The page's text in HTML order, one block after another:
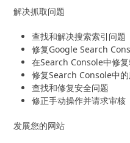
解决抓取问题
查找和解决搜索索引问题
修复Google Search
在Search Console中修
修复Search Console中
查找和修复安全问题
修正手动操作并请求审核
发展您的网站